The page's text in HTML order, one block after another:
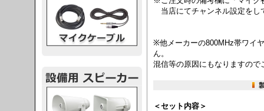
当店にてチャンネル設定をし
※他メーカーの800MHz帯ワイ
ん。
混信等の原因にもなりますので
＜セット内容＞